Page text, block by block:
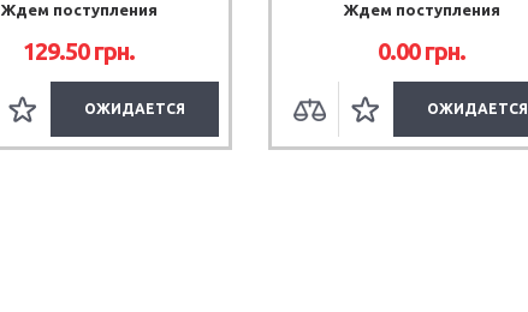
Ждем поступления
129.50грн.
ОЖИДАЕТСЯ
Ждем поступления
0.00грн.
ОЖИДАЕТСЯ